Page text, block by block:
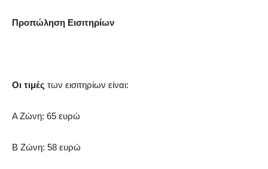
Προπώληση Εισιτηρίων
Οι τιμές των εισιτηρίων είναι:
Α Ζώνη: 65 ευρώ
Β Ζώνη: 58 ευρώ